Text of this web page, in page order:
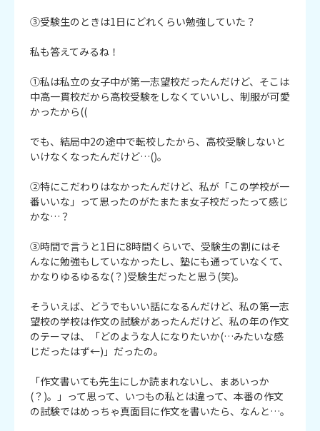
③受験生のときは1日にどれくらい勉強していた？
私も答えてみるね！
①私は私立の女子中が第一志望校だったんだけど、そこは
中高一貫校だから高校受験をしなくていいし、制服が可愛
かったから((
でも、結局中2の途中で転校したから、高校受験しないと
いけなくなったんだけど…()。
②特にこだわりはなかったんだけど、私が「この学校が一
番いいな」って思ったのがたまたま女子校だったって感じ
かな…？
③時間で言うと1日に8時間くらいで、受験生の割にはそ
んなに勉強もしていなかったし、塾にも通っていなくて、
かなりゆるゆるな(？)受験生だったと思う(笑)。
そういえば、どうでもいい話になるんだけど、私の第一志
望校の学校は作文の試験があったんだけど、私の年の作文
のテーマは、「どのような人になりたいか(…みたいな感
じだったはず←)」だったの。
「作文書いても先生にしか読まれないし、まあいっか
(？)。」って思って、いつもの私とは違って、本番の作文
の試験ではめっちゃ真面目に作文を書いたら、なんと…。